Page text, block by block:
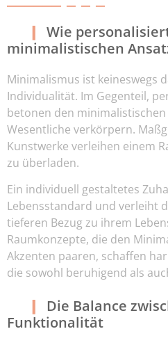
Wie
minimalistischen
Minimalismus ist keineswegs
Individualität. Im Gegenteil,
betonen den
Wesentliche verkörpern.
Kunstwerke verleihen einem
zu überladen.
Ein individuell gestaltetes
Lebensstandard und verleiht
tieferen Bezug zu ihrem
Raumkonzepte, die den
Akzenten paaren, schaffen
die sowohl beruhigend als
Die Balance
Funktionalität